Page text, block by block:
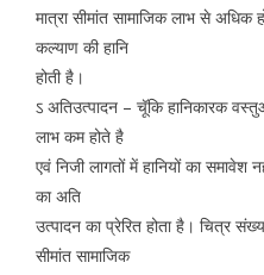
मात्रा सीमांत सामाजिक लाभ से
कल्याण की हानि
होती है।
ऽ अतिउत्पादन – चूॅकि हानिकारक
लाभ कम होते है
एवं निजी लागतों में हानियों का समावेश
का अति
उत्पादन का प्रेरित होता है। चित्र
सीमांत सामाजिक